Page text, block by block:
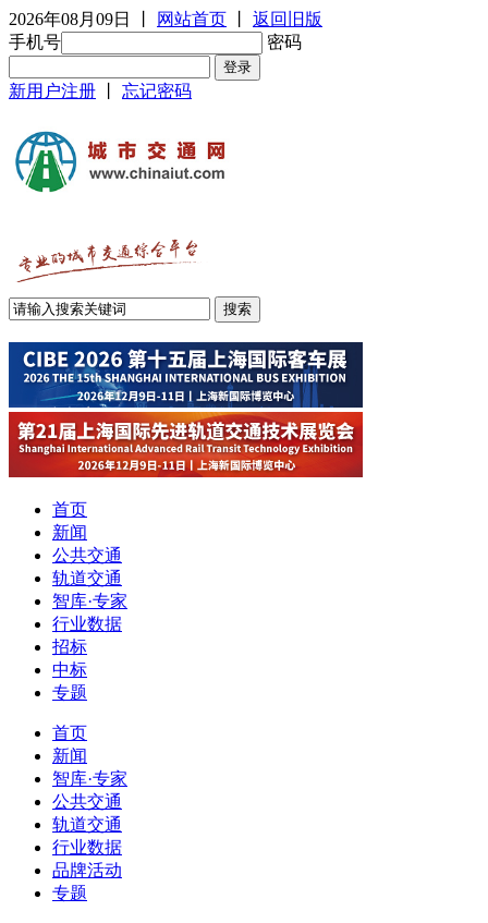
2026年08月09日 网站首页
返回旧版
手机号
密码
新用户注册 忘记密码
首页
新闻
公共交通
轨道交通
智库·专家
行业数据
招标
中标
专题
首页
新闻
智库·专家
公共交通
轨道交通
行业数据
品牌活动
专题